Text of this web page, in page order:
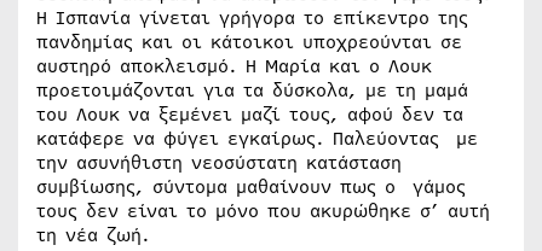
Η Ισπανία γίνεται γρήγορα το επίκεντρο της
πανδημίας και οι κάτοικοι υποχρεούνται σε
αυστηρό αποκλεισμό. Η Μαρία και ο Λουκ
προετοιμάζονται για τα δύσκολα, με τη μαμά
του Λουκ να ξεμένει μαζί τους, αφού δεν τα
κατάφερε να φύγει εγκαίρως. Παλεύοντας με
την ασυνήθιστη νεοσύστατη κατάσταση
συμβίωσης, σύντομα μαθαίνουν πως ο γάμος
τους δεν είναι το μόνο που ακυρώθηκε σ’ αυτή
τη νέα ζωή.